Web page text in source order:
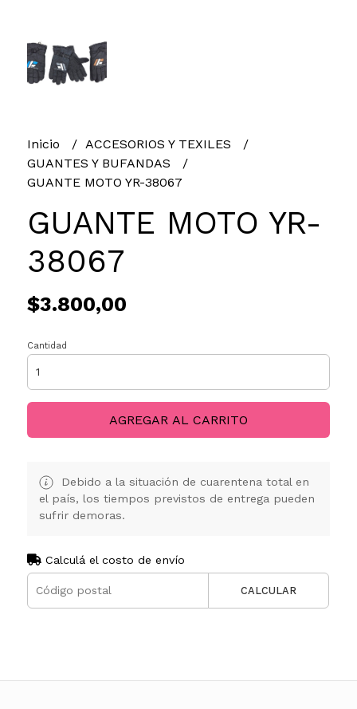
Inicio
ACCESORIOS Y TEXILES
GUANTES Y BUFANDAS
GUANTE MOTO YR-38067
GUANTE MOTO YR-
38067
$3.800,00
Cantidad
AGREGAR AL CARRITO
Debido a la situación de cuarentena total en
el país, los tiempos previstos de entrega pueden
sufrir demoras.
Calculá el costo de envío
CALCULAR